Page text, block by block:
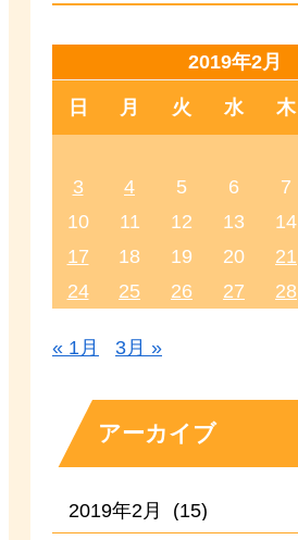
2019年2月
日 月 火 水 木
3
4 5 6 7
10
11 12 13 14
17
18 19 20 21
24
25 26 27 28
« 1月 3月 »
アーカイブ